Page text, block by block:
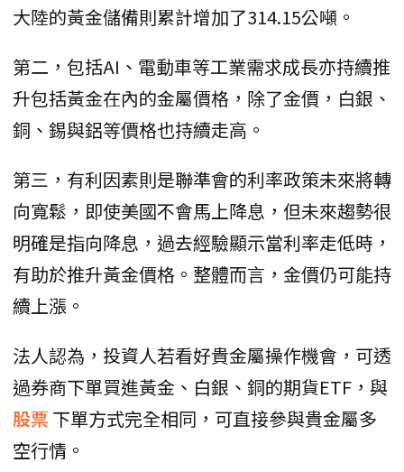
大陸的黃金儲備則累計增加了314.15公噸。
第二，包括AI、電動車等工業需求成長亦持續推
升包括黃金在內的金屬價格，除了金價，白銀、
銅、錫與鋁等價格也持續走高。
第三，有利因素則是聯準會的利率政策未來將轉
向寬鬆，即使美國不會馬上降息，但未來趨勢很
明確是指向降息，過去經驗顯示當利率走低時，
有助於推升黃金價格。整體而言，金價仍可能持
續上漲。
法人認為，投資人若看好貴金屬操作機會，可透
過券商下單買進黃金、白銀、銅的期貨ETF，與
股票 下單方式完全相同，可直接參與貴金屬多
空行情。